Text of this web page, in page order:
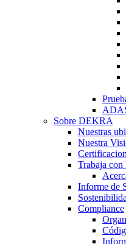
Sobre DEKRA
Nuestras
Nuestra
Trabaja
Informe de
Compliance